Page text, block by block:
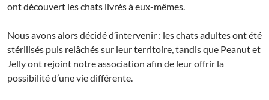
ont découvert les chats livrés à eux-mêmes.
Nous avons alors décidé d’intervenir : les chats adultes ont été
stérilisés puis relâchés sur leur territoire, tandis que Peanut et
Jelly ont rejoint notre association afin de leur offrir la
possibilité d’une vie différente.